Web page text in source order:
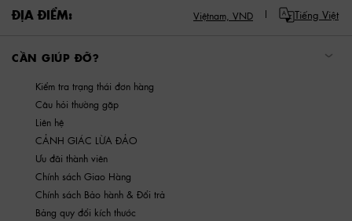
ĐỊA ĐIỂM: Việtnam, VND Tiếng Việt
CẦN GIÚP ĐỠ?
Kiểm tra trạng thái đơn hàng
Câu hỏi thường gặp
Liên hệ
CẢNH GIÁC LỪA ĐẢO
Ưu đãi thành viên
Chính sách Giao Hàng
Chính sách Bảo hành & Đổi trả
Bảng quy đổi kích thước